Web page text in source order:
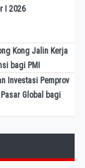
I 2026
Kong Jalin Kerja
bagi PMI
Investasi Pemprov
Global bagi